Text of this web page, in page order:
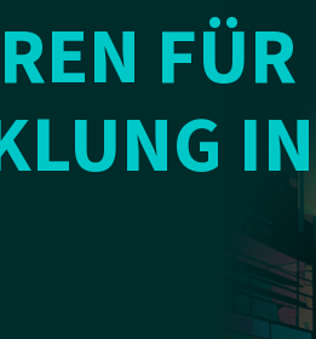
FÜR
IN